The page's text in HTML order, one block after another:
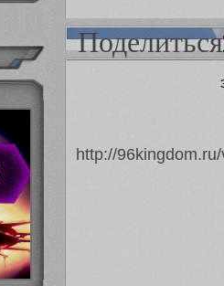
Поделиться
http://